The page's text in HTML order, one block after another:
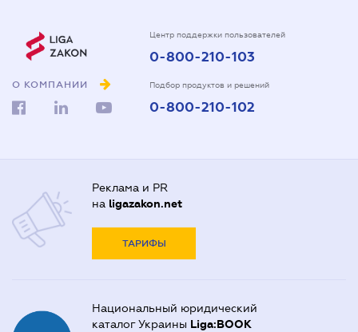
О КОМПАНИИ
Центр поддержки пользователей
0-800-210-103
Подбор продуктов и решений
0-800-210-102
Реклама и PR
на ligazakon.net
ТАРИФЫ
Национальный юридический
каталог Украины Liga:BOOK